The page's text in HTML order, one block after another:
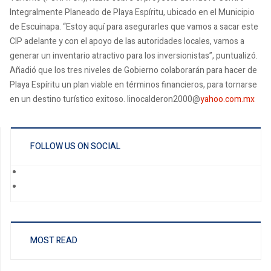
Integralmente Planeado de Playa Espíritu, ubicado en el Municipio
de Escuinapa. “Estoy aquí para asegurarles que vamos a sacar este
CIP adelante y con el apoyo de las autoridades locales, vamos a
generar un inventario atractivo para los inversionistas”, puntualizó.
Añadió que los tres niveles de Gobierno colaborarán para hacer de
Playa Espíritu un plan viable en términos financieros, para tornarse
en un destino turístico exitoso. linocalderon2000@yahoo.com.mx
FOLLOW US ON SOCIAL
MOST READ